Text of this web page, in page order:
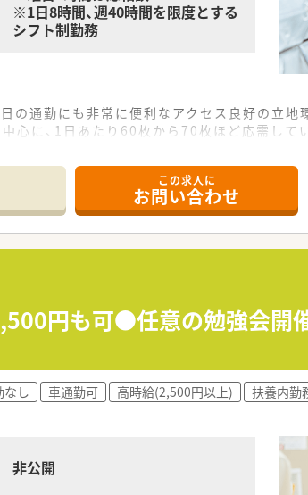
※1日8時間、週40時間を限度とする
シフト制勤務
通勤にも非常に便利なアクセス良好の立地
に、1日あたり60枚から70枚ほど応需して
長い歴史を持ち地域住民から厚い信頼を得て
を取られているため、風通しが良く非常に
行うなど、常に患者様第一の姿勢を貫いて
で互いに協力し合いながら和やかな雰囲気
おり、業務の負担を軽減できる充実したサポ
でき、患者様へのより良いサービス提供に
この求人に
お問い合わせ
円も可●任意の勉強会
なし 車通勤可 高時給(2,500円以上) 扶養内勤
非公開